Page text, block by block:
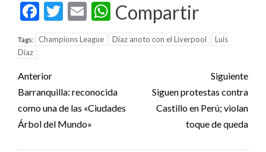
Facebook
Twitter
EmailWhatsApp
Compartir
Tags: Champions League Díaz anoto con el Liverpool
Luis
Díaz
Post
navigation
Anterior
Barranquilla: reconocida
como una de las «Ciudades
Árbol del Mundo»
Siguiente
Siguen protestas contra
Castillo en Perú; violan
toque de queda